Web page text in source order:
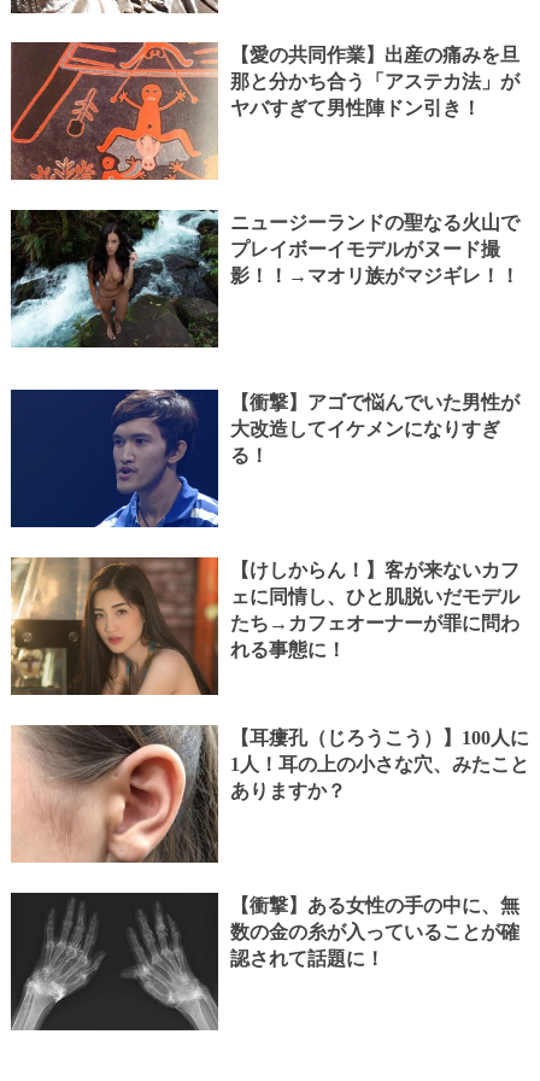
【愛の共同作業】出産の痛みを旦
那と分かち合う「アステカ法」が
ヤバすぎて男性陣ドン引き！
ニュージーランドの聖なる火山で
プレイボーイモデルがヌード撮
影！！→マオリ族がマジギレ！！
【衝撃】アゴで悩んでいた男性が
大改造してイケメンになりすぎ
る！
【けしからん！】客が来ないカフ
ェに同情し、ひと肌脱いだモデル
たち→カフェオーナーが罪に問わ
れる事態に！
【耳瘻孔（じろうこう）】100人に
1人！耳の上の小さな穴、みたこと
ありますか？
【衝撃】ある女性の手の中に、無
数の金の糸が入っていることが確
認されて話題に！